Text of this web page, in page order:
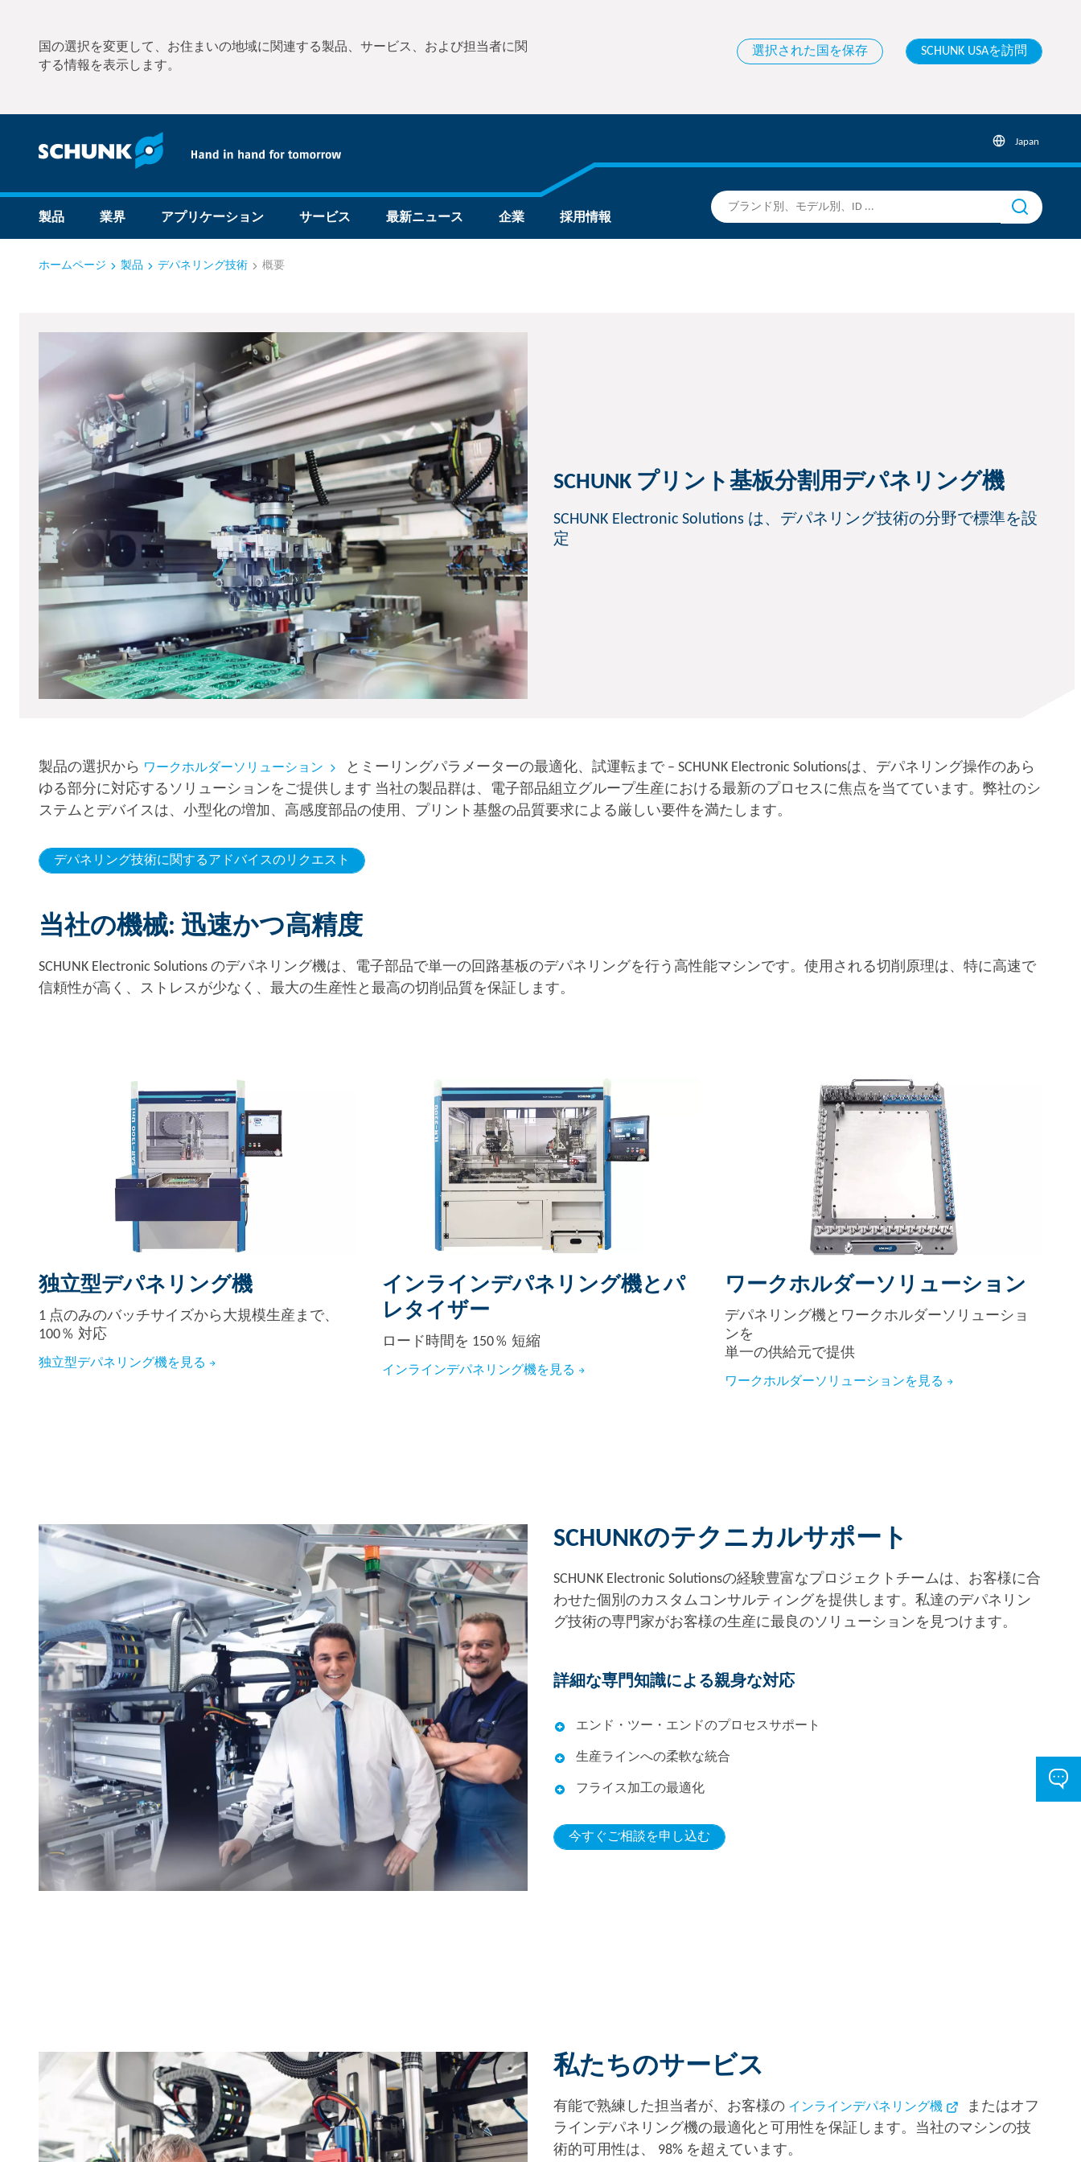
国の選択を変更して、お住まいの地域に関連する製品、サービス、および担当者に関
する情報を表示します。
選択された国を保存 SCHUNK USAを訪問
Japan
製品 業界 アプリケーション サービス 最新ニュース 企業 採用情報
ホームページ 製品 デパネリング技術 概要
SCHUNK プリント基板分割用デパネリング機
SCHUNK Electronic Solutions は、デパネリング技術の分野で標準を設
定
製品の選択から ワークホルダーソリューション
とミーリングパラメーターの最適化、試運転まで – SCHUNK Electronic Solutionsは、デパネリング操作のあら
ゆる部分に対応するソリューションをご提供します 当社の製品群は、電子部品組立グループ生産における最新のプロセスに焦点を当てています。弊社のシ
ステムとデバイスは、小型化の増加、高感度部品の使用、プリント基盤の品質要求による厳しい要件を満たします。
デパネリング技術に関するアドバイスのリクエスト
当社の機械: 迅速かつ高精度
SCHUNK Electronic Solutions のデパネリング機は、電子部品で単一の回路基板のデパネリングを行う高性能マシンです。使用される切削原理は、特に高速で
信頼性が高く、ストレスが少なく、最大の生産性と最高の切削品質を保証します。
独立型デパネリング機
1 点のみのバッチサイズから大規模生産まで、
100％ 対応
独立型デパネリング機を見る
インラインデパネリング機とパ
レタイザー
ロード時間を 150％ 短縮
インラインデパネリング機を見る
ワークホルダーソリューション
デパネリング機とワークホルダーソリューショ
ンを
単一の供給元で提供
ワークホルダーソリューションを見る
SCHUNKのテクニカルサポート
SCHUNK Electronic Solutionsの経験豊富なプロジェクトチームは、お客様に合
わせた個別のカスタムコンサルティングを提供します。私達のデパネリン
グ技術の専門家がお客様の生産に最良のソリューションを見つけます。
詳細な専門知識による親身な対応
エンド・ツー・エンドのプロセスサポート
生産ラインへの柔軟な統合
フライス加工の最適化
今すぐご相談を申し込む
私たちのサービス
有能で熟練した担当者が、お客様の インラインデパネリング機
またはオフ
ラインデパネリング機の最適化と可用性を保証します。当社のマシンの技
術的可用性は、 98% を超えています。